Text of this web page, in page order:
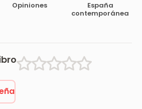
Opiniones
España
contemporánea